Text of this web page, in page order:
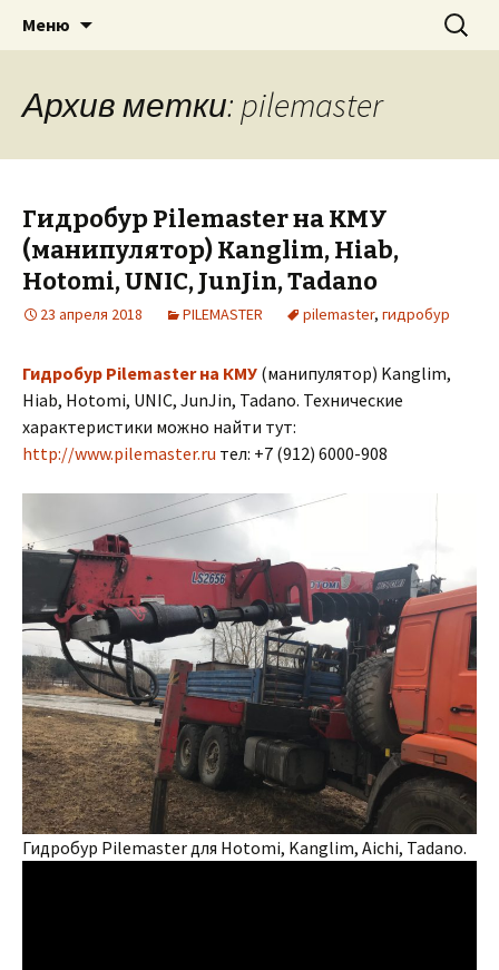
«PILEMASTER» Навесное
оборудование
Для экскаватора: гидробур, землесос,
сваерезка, вибротрамбовка,
стенорезная машина
Меню Найти:
Архив метки: pilemaster
Гидробур Pilemaster на КМУ
(манипулятор) Kanglim, Hiab,
Hotomi, UNIC, JunJin, Tadano
23 апреля 2018 PILEMASTER pilemaster, гидробур
Гидробур Pilemaster на КМУ (манипулятор) Kanglim,
Hiab, Hotomi, UNIC, JunJin, Tadano. Технические
характеристики можно найти тут:
http://www.pilemaster.ru тел: +7 (912) 6000-908
Гидробур Pilemaster для Hotomi, Kanglim, Aichi, Tadano.